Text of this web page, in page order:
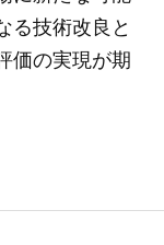
る技術改良と
価の実現が期